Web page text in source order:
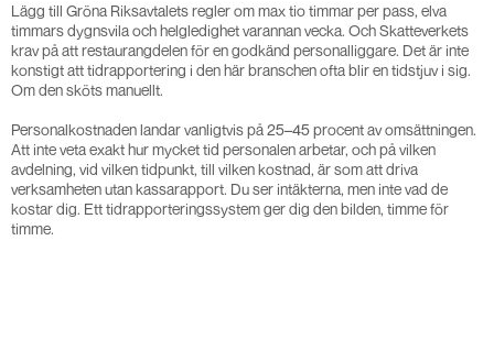
Lägg till Gröna Riksavtalets regler om max tio timmar per pass, elva
timmars dygnsvila och helgledighet varannan vecka. Och Skatteverkets
krav på att restaurangdelen för en godkänd personalliggare. Det är inte
konstigt att tidrapportering i den här branschen ofta blir en tidstjuv i sig.
Om den sköts manuellt.
Personalkostnaden landar vanligtvis på 25–45 procent av omsättningen.
Att inte veta exakt hur mycket tid personalen arbetar, och på vilken
avdelning, vid vilken tidpunkt, till vilken kostnad, är som att driva
verksamheten utan kassarapport. Du ser intäkterna, men inte vad de
kostar dig. Ett tidrapporteringssystem ger dig den bilden, timme för
timme.